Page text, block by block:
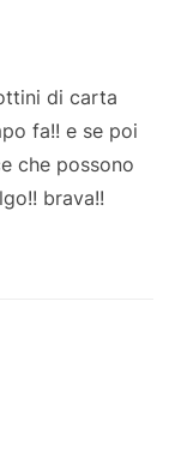
di carta
fa!! e se poi
che possono
brava!!